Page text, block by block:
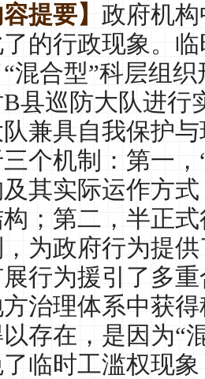
提要】政府机
的行政现象。
“混合型”科层组织
B县巡防大队进行
兼具自我保护
个机制：第一，
其实际运作方
；第二，半正
为政府行为提
行为援引了多
治理体系中获
存在，是因为“
临时工滥权现